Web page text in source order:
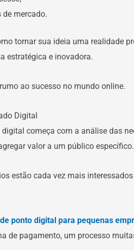
mercado.
tornar sua ideia uma realidade
estratégica e inovadora.
ao sucesso no mundo online.
Digital
começa com a análise das
valor a um público específico.
estão cada vez mais
ponto digital para pequenas
de pagamento, um processo